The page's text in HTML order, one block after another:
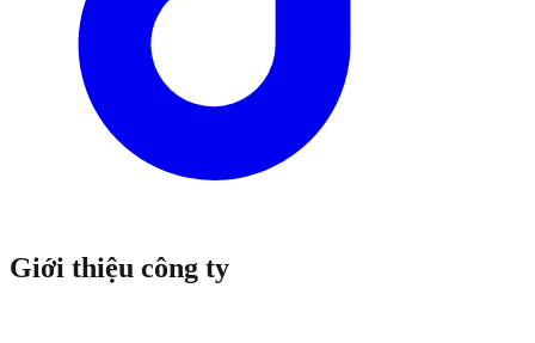
Giới thiệu công ty